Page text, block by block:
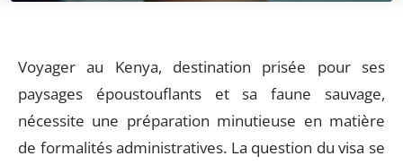
Voyager au Kenya, destination prisée pour ses
paysages époustouflants et sa faune sauvage,
nécessite une préparation minutieuse en matière
de formalités administratives. La question du visa se